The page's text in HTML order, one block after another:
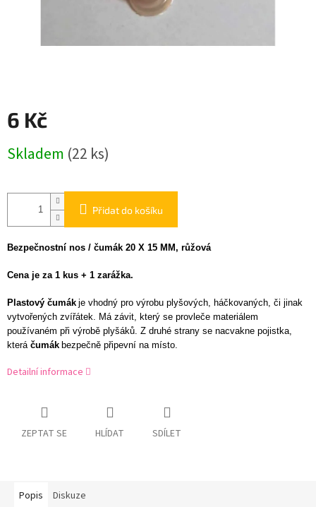
6 Kč
cena:
Skladem (22 ks)
Přidat do košíku
Bezpečnostní nos / čumák 20 X 15 MM, růžová
Cena je za 1 kus + 1 zarážka.
Plastový čumák je vhodný pro výrobu plyšových, háčkovaných, či jinak
vytvořených zvířátek. Má závit, který se provleče materiálem
používaném při výrobě plyšáků. Z druhé strany se nacvakne pojistka,
která čumák bezpečně připevní na místo.
Detailní informace
ZEPTAT SE HLÍDAT SDÍLET
Popis Diskuze